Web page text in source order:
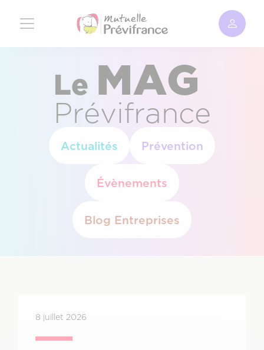
contenu
Le MAG
Prévifrance
Actualités Prévention
Évènements
Blog Entreprises
8 juillet 2026